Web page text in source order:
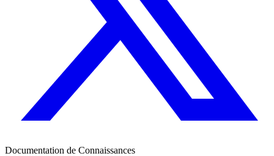
Documentation de Connaissances